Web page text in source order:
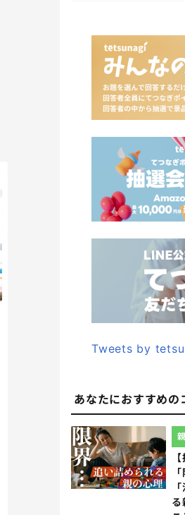
Tweets by
あなたにおすすめの
る